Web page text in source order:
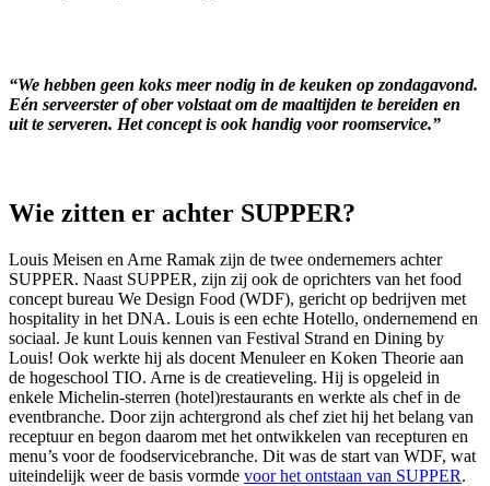
“We hebben geen koks meer nodig in de keuken op zondagavond.
Eén serveerster of ober volstaat om de maaltijden te bereiden en
uit te serveren. Het concept is ook handig voor roomservice.”
Wie zitten er achter SUPPER?
Louis Meisen en Arne Ramak zijn de twee ondernemers achter
SUPPER. Naast SUPPER, zijn zij ook de oprichters van het food
concept bureau We Design Food (WDF), gericht op bedrijven met
hospitality in het DNA. Louis is een echte Hotello, ondernemend en
sociaal. Je kunt Louis kennen van Festival Strand en Dining by
Louis! Ook werkte hij als docent Menuleer en Koken Theorie aan
de hogeschool TIO. Arne is de creatieveling. Hij is opgeleid in
enkele Michelin-sterren (hotel)restaurants en werkte als chef in de
eventbranche. Door zijn achtergrond als chef ziet hij het belang van
receptuur en begon daarom met het ontwikkelen van recepturen en
menu’s voor de foodservicebranche. Dit was de start van WDF, wat
uiteindelijk weer de basis vormde voor het ontstaan van SUPPER.